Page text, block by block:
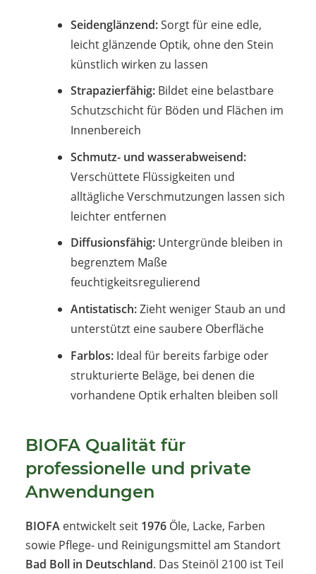
Seidenglänzend:Sorgt für eine edle,
leicht glänzende Optik, ohne den Stein
künstlich wirken zu lassen
Strapazierfähig: Bildet eine belastbare
Schutzschicht für Böden und Flächen im
Innenbereich
Schmutz- und wasserabweisend:
Verschüttete Flüssigkeiten und
alltägliche Verschmutzungen lassen sich
leichter entfernen
Diffusionsfähig: Untergründe bleiben in
begrenztem Maße
feuchtigkeitsregulierend
Antistatisch:Zieht weniger Staub an und
unterstützt eine saubere Oberfläche
Farblos: Ideal für bereits farbige oder
strukturierte Beläge, bei denen die
vorhandene Optik erhalten bleiben soll
BIOFA Qualität für
professionelle und private
Anwendungen
BIOFA entwickelt seit 1976 Öle, Lacke, Farben
sowie Pflege- und Reinigungsmittel am Standort
Bad Boll in Deutschland. Das Steinöl 2100 ist Teil